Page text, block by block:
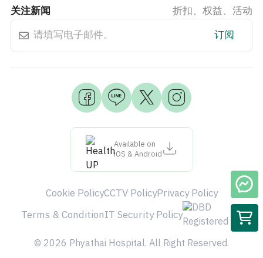
Available on
iOS & Android
关注新闻
折扣、权益、活动
订阅
© 2026 Phyathai Hospital. All Right Reserved.
Cookie PolicyCCTV PolicyPrivacy Policy
Terms & ConditionIT Security Policy